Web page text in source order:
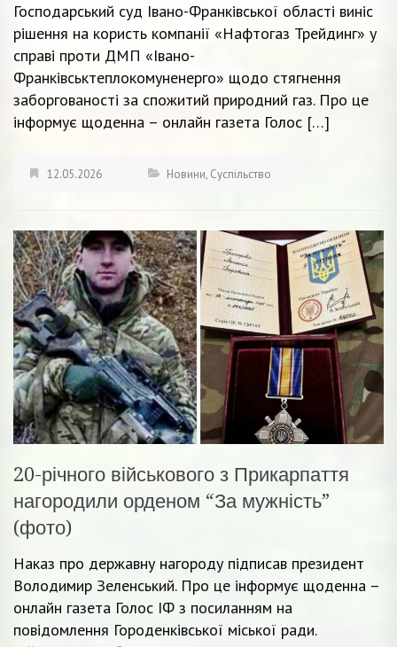
Господарський суд Івано-Франківської області виніс
рішення на користь компанії «Нафтогаз Трейдинг» у
справі проти ДМП «Івано-
Франківськтеплокомуненерго» щодо стягнення
заборгованості за спожитий природний газ. Про це
інформує щоденна – онлайн газета Голос […]
12.05.2026 Новини, Суспільство
20-річного військового з Прикарпаття
нагородили орденом “За мужність”
(фото)
Наказ про державну нагороду підписав президент
Володимир Зеленський. Про це інформує щоденна –
онлайн газета Голос ІФ з посиланням на
повідомлення Городенківської міської ради.